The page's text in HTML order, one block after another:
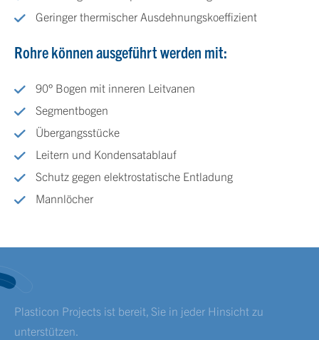
Geringer thermischer Ausdehnungskoeffizient
Rohre können ausgeführt werden mit:
90° Bogen mit inneren Leitvanen
Segmentbogen
Übergangsstücke
Leitern und Kondensatablauf
Schutz gegen elektrostatische Entladung
Mannlöcher
Plasticon Projects ist bereit, Sie in jeder Hinsicht zu
unterstützen.